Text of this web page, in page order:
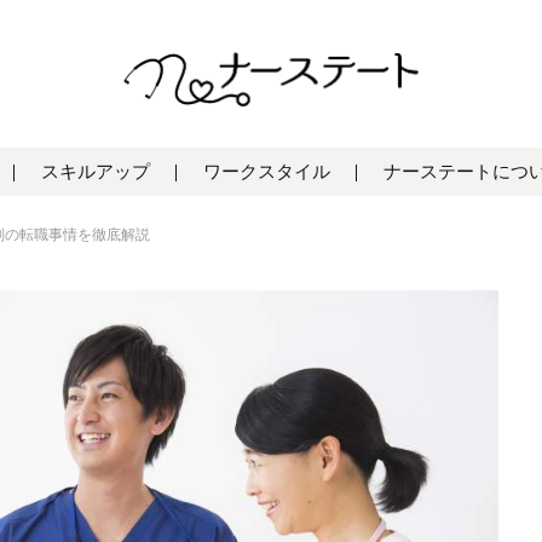
スキルアップ ワークスタイル ナーステートにつ
転職事情を徹底解説